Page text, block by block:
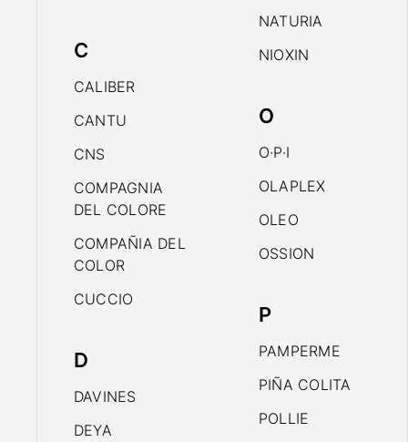
C
CALIBER
CANTU
CNS
COMPAGNIA
DEL COLORE
COMPAÑIA DEL
COLOR
CUCCIO
D
DAVINES
DEYA
NATURIA
NIOXIN
O
O·P·I
OLAPLEX
OLEO
OSSION
P
PAMPERME
PIÑA COLITA
POLLIE